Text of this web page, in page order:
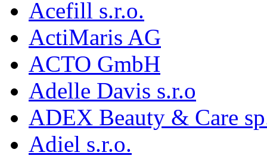
Acefill s.r.o.
ActiMaris AG
ACTO GmbH
Adelle Davis s.r.o
ADEX Beauty & Care
Adiel s.r.o.